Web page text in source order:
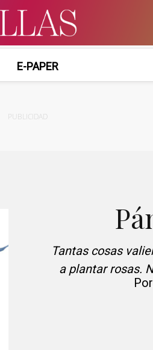
E-PAPER
PUBLICIDAD
Tantas cosas
a plantar rosas.